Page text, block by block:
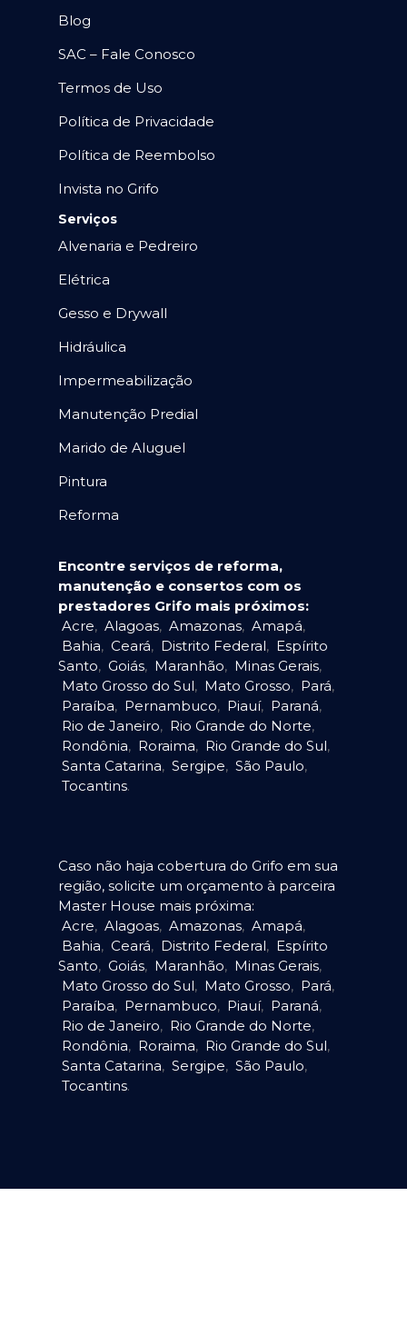
Blog
SAC – Fale Conosco
Termos de Uso
Política de Privacidade
Política de Reembolso
Invista no Grifo
Serviços
Alvenaria e Pedreiro
Elétrica
Gesso e Drywall
Hidráulica
Impermeabilização
Manutenção Predial
Marido de Aluguel
Pintura
Reforma
Encontre serviços de reforma,
manutenção e consertos com os
prestadores Grifo mais próximos:
Acre, Alagoas, Amazonas, Amapá,
Bahia, Ceará, Distrito Federal, Espírito
Santo, Goiás, Maranhão, Minas Gerais,
Mato Grosso do Sul, Mato Grosso, Pará,
Paraíba, Pernambuco, Piauí, Paraná,
Rio de Janeiro, Rio Grande do Norte,
Rondônia, Roraima, Rio Grande do Sul,
Santa Catarina, Sergipe, São Paulo,
Tocantins.
Caso não haja cobertura do Grifo em sua
região, solicite um orçamento à parceira
Master House mais próxima:
Acre, Alagoas, Amazonas, Amapá,
Bahia, Ceará, Distrito Federal, Espírito
Santo, Goiás, Maranhão, Minas Gerais,
Mato Grosso do Sul, Mato Grosso, Pará,
Paraíba, Pernambuco, Piauí, Paraná,
Rio de Janeiro, Rio Grande do Norte,
Rondônia, Roraima, Rio Grande do Sul,
Santa Catarina, Sergipe, São Paulo,
Tocantins.